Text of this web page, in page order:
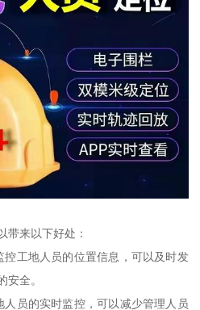
带来以下好处：
控工地人员的位置信息，可以及时发
安全。
员的实时监控，可以减少管理人员